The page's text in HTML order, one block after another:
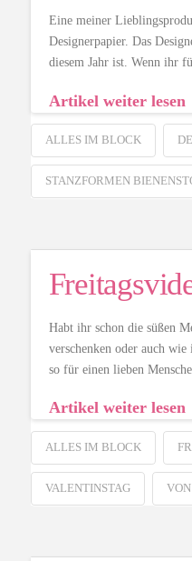
Eine meiner
Designerpapier. Das
diesem Jahr ist. Wenn ihr
Artikel weiter lesen
ALLES IM BLOCK
STANZFORMEN
Habt ihr schon die süßen
verschenken oder auch
so für einen
Artikel weiter lesen
ALLES IM BLOCK
VALENTINSTAG